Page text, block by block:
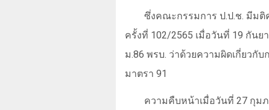
ซึ่งคณะกรรมการ ป.ป.ช. มีมติ
ครั้งที่ 102/2565 เมื่อวันที่ 19 กันย
ม.86 พรบ. ว่าด้วยความผิดเกี่ยวกั
มาตรา 91
ความคืบหน้าเมื่อวันที่ 27 กุม